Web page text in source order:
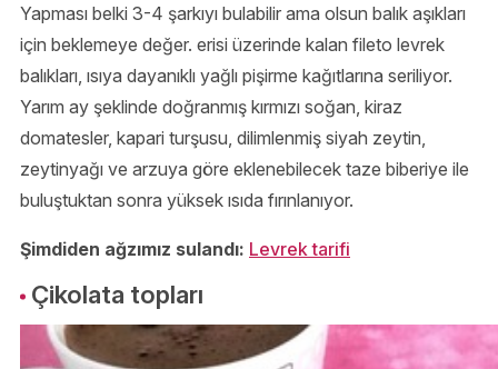
Yapması belki 3-4 şarkıyı bulabilir ama olsun balık aşıkları
için beklemeye değer. erisi üzerinde kalan fileto levrek
balıkları, ısıya dayanıklı yağlı pişirme kağıtlarına seriliyor.
Yarım ay şeklinde doğranmış kırmızı soğan, kiraz
domatesler, kapari turşusu, dilimlenmiş siyah zeytin,
zeytinyağı ve arzuya göre eklenebilecek taze biberiye ile
buluştuktan sonra yüksek ısıda fırınlanıyor.
Şimdiden ağzımız sulandı: Levrek tarifi
Çikolata topları